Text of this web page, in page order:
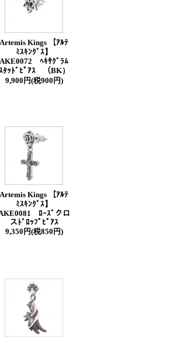
Artemis Kings 【ｱﾙﾃ
ﾐｽｷﾝｸﾞｽ】
AKE0072 ﾍｷｻｸﾞﾗﾑ
ﾀｯﾄﾞﾋﾟｱｽ （BK）
9,900円(税900円)
Artemis Kings 【ｱﾙﾃ
ﾐｽｷﾝｸﾞｽ】
ﾛｰｽﾞクロ
スﾄﾞﾛｯﾌﾟﾋﾟｱｽ
9,350円(税850円)